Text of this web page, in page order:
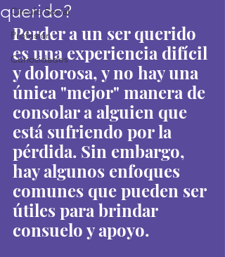
Círculo Social
Profesión
Curiosidades
querido?
Perder a un ser querido
es una experiencia difícil
y dolorosa, y no hay una
única "mejor" manera de
consolar a alguien que
está sufriendo por la
pérdida. Sin embargo,
hay algunos enfoques
comunes que pueden ser
útiles para brindar
consuelo y apoyo.